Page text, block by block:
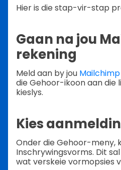
Hier is die stap-vir-stap
Gaan na jou
rekening
Meld aan by jou Mailchimp
die Gehoor-ikoon aan die
kieslys.
Kies
Onder die Gehoor-meny,
Inschrywingsvorms. Dit
wat verskeie vormopsies